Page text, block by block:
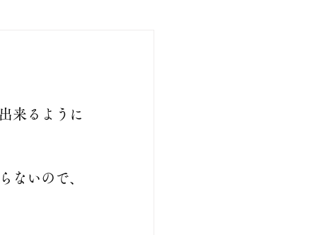
来るように
ないので、